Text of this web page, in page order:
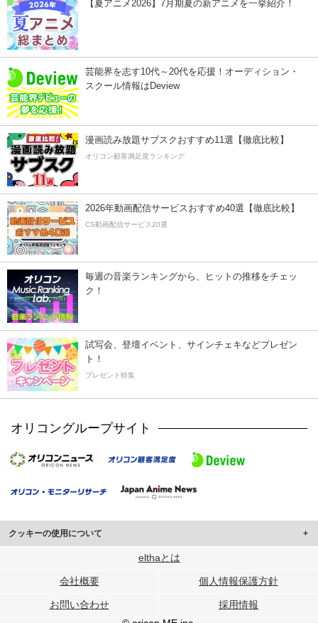
【夏アニメ2026】7月期夏の新アニメを一挙紹介！
芸能界を志す10代～20代を応援！オーディション・
スクール情報はDeview
漫画読み放題サブスクおすすめ11選【徹底比較】
オリコン顧客満足度ランキング
2026年動画配信サービスおすすめ40選【徹底比較】
CS動画配信サービス20選
毎週の音楽ランキングから、ヒットの推移をチェッ
ク！
試写会、登壇イベント、サインチェキなどプレゼン
ト！
プレゼント特集
オリコングループサイト
クッキーの使用について
このサイトでは Cookie を使用して、ユーザーに合わせたコンテンツや広告の
行っています。
メディアや広告配信、データ解析の各パートナーに提供しています。
各パートナーは、この情報とユーザーが各パートナーに提供した他の情報や、
elthaとは
会社概要 個人情報保護方針
お問い合わせ
採用情報